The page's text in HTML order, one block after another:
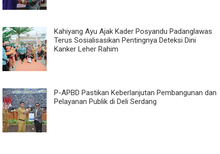
Kahiyang Ayu Ajak Kader Posyandu Padanglawas
Terus Sosialisasikan Pentingnya Deteksi Dini
Kanker Leher Rahim
P-APBD Pastikan Keberlanjutan Pembangunan dan
Pelayanan Publik di Deli Serdang